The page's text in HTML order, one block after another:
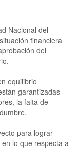
Nacional del
financiera
del
equilibrio
garantizadas
la falta de
para lograr
lo que respecta a